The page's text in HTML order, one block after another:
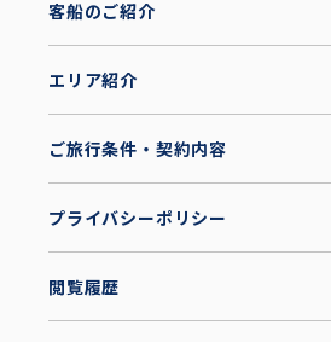
客船のご紹介
エリア紹介
ご旅行条件・契約内容
プライバシーポリシー
閲覧履歴